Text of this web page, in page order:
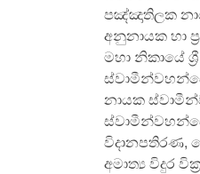
පඤ්ඤාතිලක
අනුනායක හා
මහා නිකායේ
නායක
විදානපතිරණ,
අමාත්‍ය විදුර